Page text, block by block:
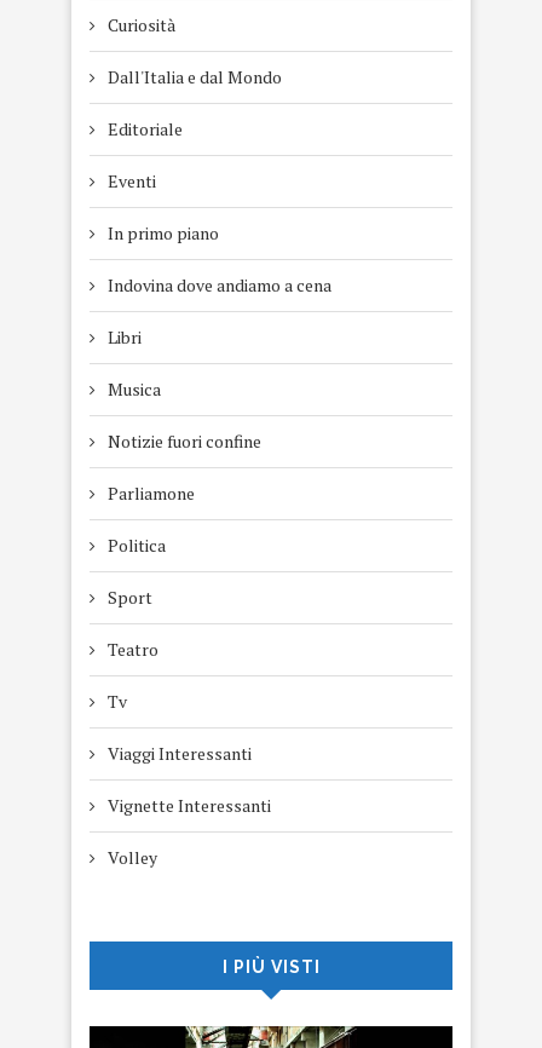
Curiosità
Dall'Italia e dal Mondo
Editoriale
Eventi
In primo piano
Indovina dove andiamo a cena
Libri
Musica
Notizie fuori confine
Parliamone
Politica
Sport
Teatro
Tv
Viaggi Interessanti
Vignette Interessanti
Volley
I PIÙ VISTI